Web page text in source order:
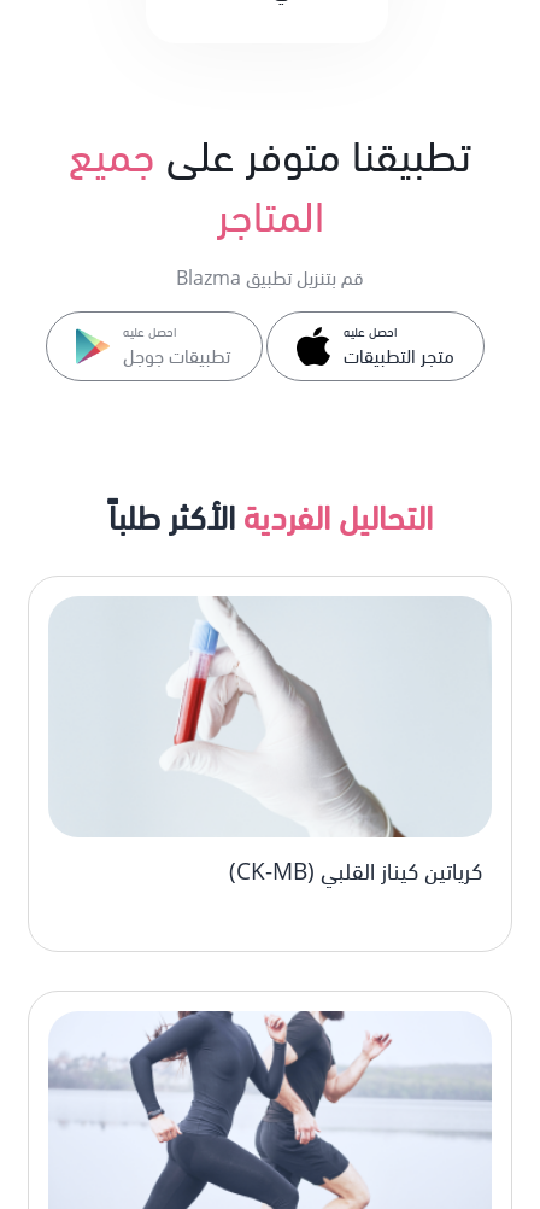
تطبيقنا متوفر على جميع
المتاجر
قم بتنزيل تطبيق Blazma
احصل عليه
متجر التطبيقات
احصل عليه
تطبيقات جوجل
التحاليل الفردية الأكثر طلباً
كرياتين كيناز القلبي (CK-MB)